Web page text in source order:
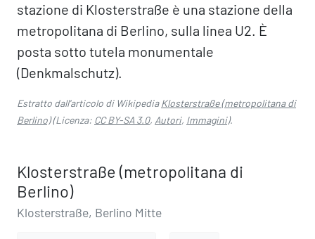
stazione di Klosterstraße è una stazione della
metropolitana di Berlino, sulla linea U2. È
posta sotto tutela monumentale
(Denkmalschutz).
Estratto dall'articolo di WikipediaKlosterstraße (metropolitana di
Berlino)(Licenza: CC BY-SA 3.0, Autori, Immagini).
Klosterstraße (metropolitana di
Berlino)
Klosterstraße, Berlino Mitte